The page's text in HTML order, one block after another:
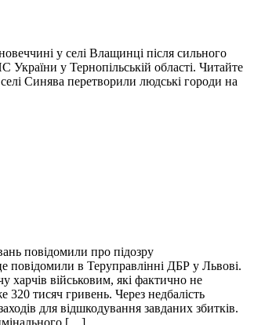
у селі Влащинці після сильного
у Тернопільській області. Читайте
Синява перетворили людські городи на
повідомили про підозру
повідомили в Теруправлінні ДБР у Львові.
харчів військовим, які фактично не
320 тисяч гривень. Через недбалість
для відшкодування завданих збитків.
[…]